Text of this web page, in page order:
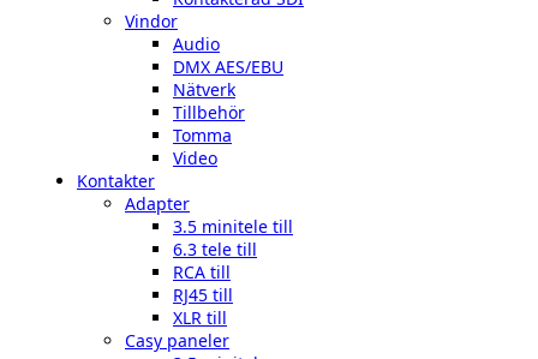
Vindor
Audio
DMX AES/EBU
Nätverk
Tillbehör
Tomma
Video
Kontakter
Adapter
3.5 minitele till
6.3 tele till
RCA till
RJ45 till
XLR till
Casy paneler